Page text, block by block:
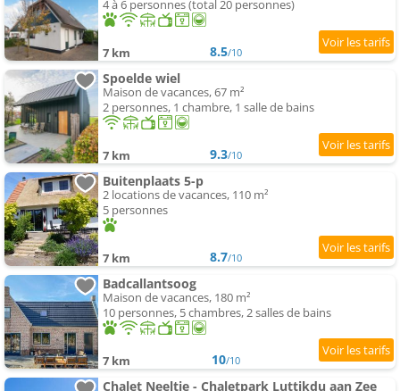
4 à 6 personnes (total 20 personnes)
7 km 8.5/10
Spoelde wiel
Maison de vacances, 67 m²
2 personnes, 1 chambre, 1 salle de bains
7 km 9.3/10
Buitenplaats 5-p
2 locations de vacances, 110 m²
5 personnes
7 km 8.7/10
Badcallantsoog
Maison de vacances, 180 m²
10 personnes, 5 chambres, 2 salles de bains
7 km 10/10
Chalet Neeltje - Chaletpark Luttikdu aan Zee